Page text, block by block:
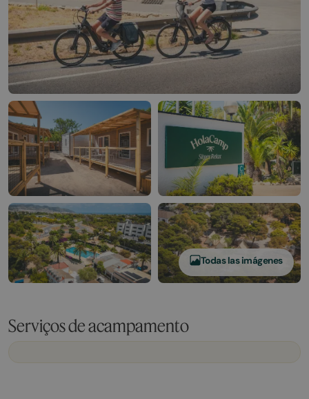
Todas las imágenes
Serviços de acampamento